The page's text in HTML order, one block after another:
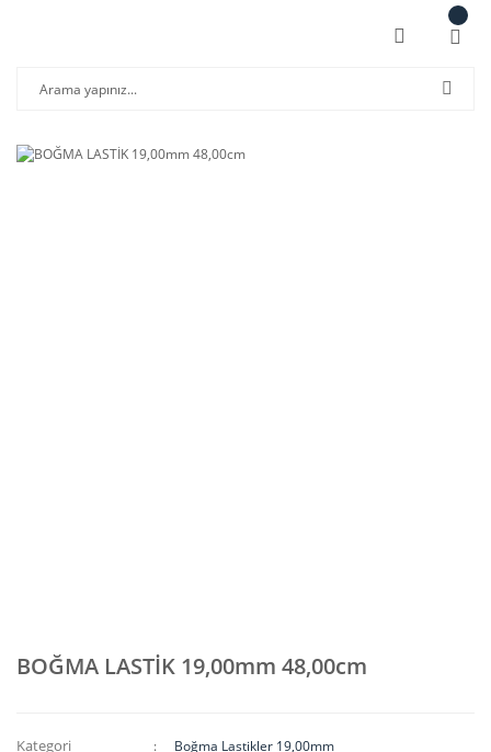
BOĞMA LASTİK 19,00mm 48,00cm
Kategori Boğma Lastikler 19,00mm